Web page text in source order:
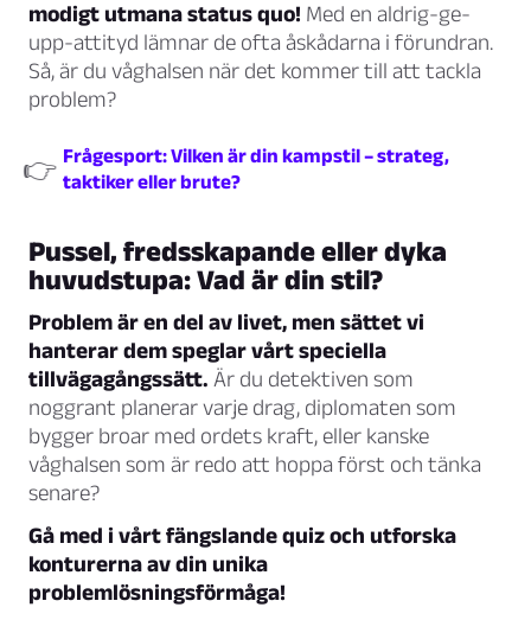
modigt utmana status quo! Med en aldrig-ge-
upp-attityd lämnar de ofta åskådarna i förundran.
Så, är du våghalsen när det kommer till att tackla
problem?
👉 Frågesport: Vilken är din kampstil – strateg,
taktiker eller brute?
Pussel, fredsskapande eller dyka
huvudstupa: Vad är din stil?
Problem är en del av livet, men sättet vi
hanterar dem speglar vårt speciella
tillvägagångssätt. Är du detektiven som
noggrant planerar varje drag, diplomaten som
bygger broar med ordets kraft, eller kanske
våghalsen som är redo att hoppa först och tänka
senare?
Gå med i vårt fängslande quiz och utforska
konturerna av din unika
problemlösningsförmåga!